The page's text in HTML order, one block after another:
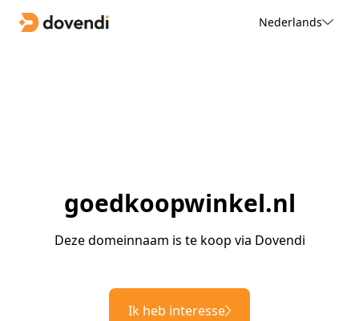
Nederlands
goedkoopwinkel.nl
Deze domeinnaam is te koop via Dovendi
Ik heb interesse